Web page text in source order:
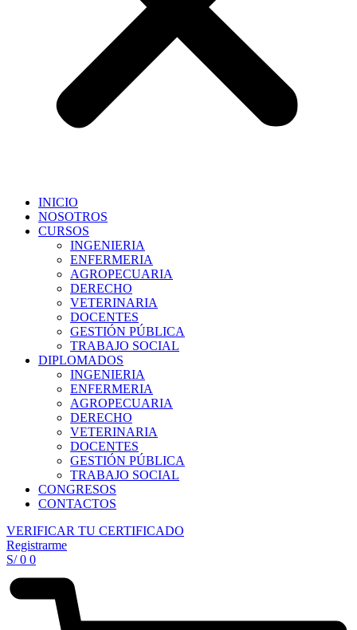
INICIO
NOSOTROS
CURSOS
INGENIERIA
ENFERMERIA
AGROPECUARIA
DERECHO
VETERINARIA
DOCENTES
GESTIÓN PÚBLICA
TRABAJO SOCIAL
DIPLOMADOS
INGENIERIA
ENFERMERIA
AGROPECUARIA
DERECHO
VETERINARIA
DOCENTES
GESTIÓN PÚBLICA
TRABAJO SOCIAL
CONGRESOS
CONTACTOS
VERIFICAR TU CERTIFICADO
Registrarme
S/0 0